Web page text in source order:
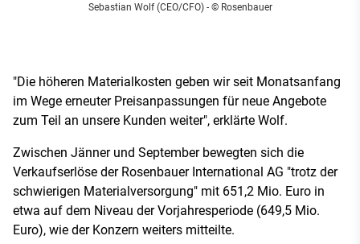
Sebastian Wolf (CEO/CFO)- © Rosenbauer
"Die höheren Materialkosten geben wir seit Monatsanfang
im Wege erneuter Preisanpassungen für neue Angebote
zum Teil an unsere Kunden weiter", erklärte Wolf.
Zwischen Jänner und September bewegten sich die
Verkaufserlöse der Rosenbauer International AG "trotz der
schwierigen Materialversorgung" mit 651,2 Mio. Euro in
etwa auf dem Niveau der Vorjahresperiode (649,5 Mio.
Euro), wie der Konzern weiters mitteilte.